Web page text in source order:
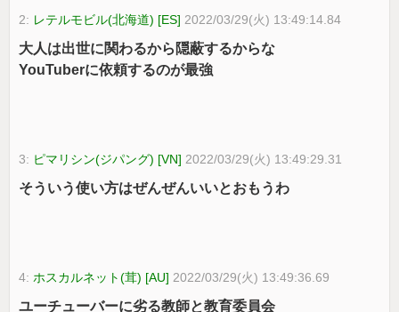
2: レテルモビル(北海道) [ES] 2022/03/29(火) 13:49:14.84
大人は出世に関わるから隠蔽するからな
YouTuberに依頼するのが最強
3: ピマリシン(ジパング) [VN] 2022/03/29(火) 13:49:29.31
そういう使い方はぜんぜんいいとおもうわ
4: ホスカルネット(茸) [AU] 2022/03/29(火) 13:49:36.69
ユーチューバーに劣る教師と教育委員会